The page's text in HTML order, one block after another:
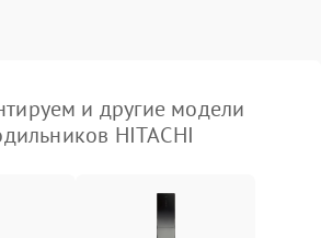
и другие модели
HITACHI